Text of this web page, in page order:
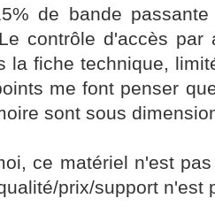
de bande
contrôle d'accès par
la fiche technique,
me font penser
sont sous
ce matériel n'est
prix/support n'est